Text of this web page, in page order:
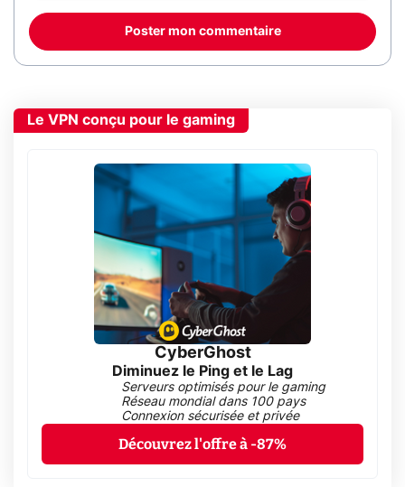
Poster mon commentaire
Le VPN conçu pour le gaming
CyberGhost
Diminuez le Ping et le Lag
Serveurs optimisés pour le gaming
Réseau mondial dans 100 pays
Connexion sécurisée et privée
Découvrez l'offre à -87%